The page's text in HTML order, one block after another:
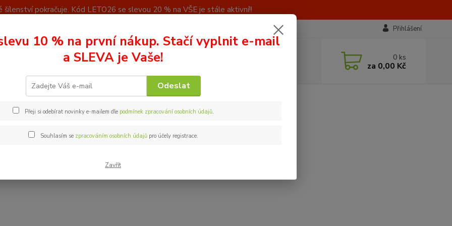
šílenství pokračuje. Kód LETO26 se slevou 20 % na VŠE je stále aktivní!!
Přihlášení
Hledat
Nevíte si rady? Zavolejte.
0 ks
za 0,00 Kč
dárková kazeta
10 % na první nákup. Stačí vyplnit e-mail
a SLEVA je Vaše!
Odeslat
Přeji si odebírat novinky e-mailem dle podmínek zpracování osobních údajů.
Souhlasím se zpracováním osobních údajůpro účely registrace.
Zavřít